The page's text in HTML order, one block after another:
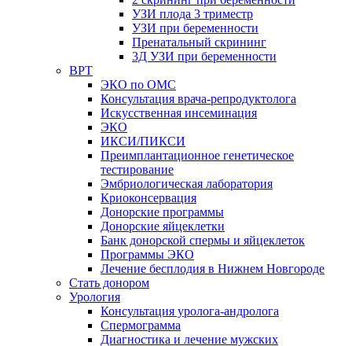
УЗИ плода 3 триместр
УЗИ при беременности
Пренатальный скрининг
3Д УЗИ при беременности
ВРТ
ЭКО по ОМС
Консультация врача-репродуктолога
Искусственная инсеминация
ЭКО
ИКСИ/ПИКСИ
Преимплантационное генетическое
тестирование
Эмбриологическая лаборатория
Криоконсервация
Донорские программы
Донорские яйцеклетки
Банк донорской спермы и яйцеклеток
Программы ЭКО
Лечение бесплодия в Нижнем Новгороде
Стать донором
Урология
Консультация уролога-андролога
Спермограмма
Диагностика и лечение мужских